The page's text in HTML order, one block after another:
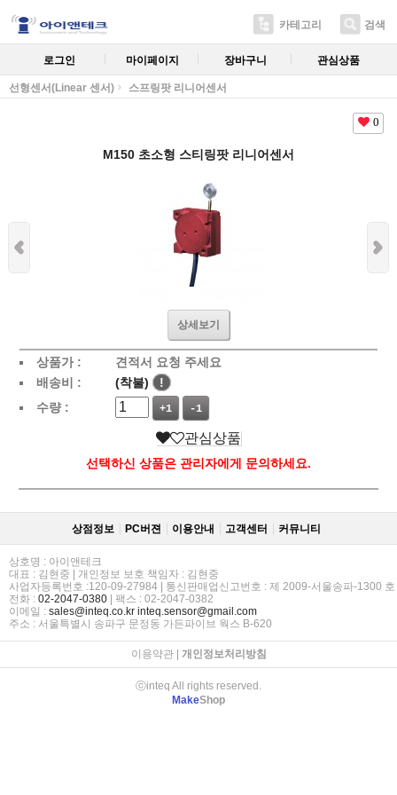
카테고리 검색
로그인 마이페이지 장바구니 관심상품
선형센서(Linear 센서) 스프링팟 리니어센서
0
M150 초소형 스티링팟 리니어센서
상세보기
상품가 :
견적서 요청 주세요
배송비 :
(착불)
!
수량 :
+1 -1
관심상품
선택하신 상품은 관리자에게 문의하세요.
상점정보 PC버젼 이용안내 고객센터 커뮤니티
상호명 : 아이앤테크
대표 : 김현중 | 개인정보 보호 책임자 : 김현중
사업자등록번호 :120-09-27984 | 통신판매업신고번호 : 제 2009-서울송파-1300 호
전화 : 02-2047-0380 | 팩스 : 02-2047-0382
이메일 : sales@inteq.co.kr inteq.sensor@gmail.com
주소 : 서울특별시 송파구 문정동 가든파이브 웍스 B-620
이용약관| 개인정보처리방침
ⓒinteq All rights reserved.
MakeShop